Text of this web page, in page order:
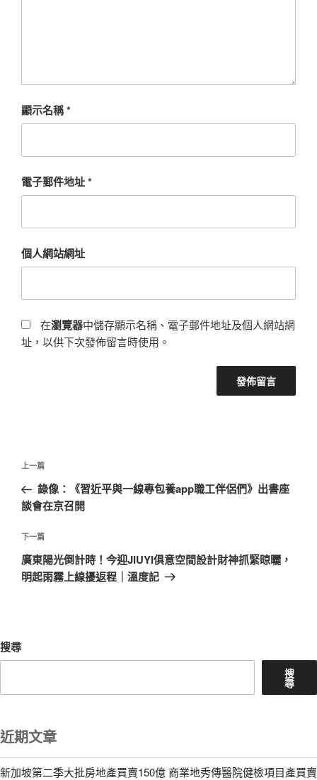
顯示名稱*
電子郵件地址*
個人網站網址
在瀏覽器中儲存顯示名稱、電子郵件地址及個人網站網
址，以供下次發佈留言時使用。
文
導
覽
上
一
篇
章
上一篇
錄像：《習近平與一線專包養app職工伴侶們》出書座
談會在京召開
下
一
篇
下一篇
廣東陽光倒計時！今迎JIUYI俱意空間設計財神抓緊晾曬，
明起雨霧上線擾返程｜溫度記
搜尋
搜
尋
近期文章
新加坡第二季大批房地產買賣150億 商業地秀傳醫院健檢項目產買賣